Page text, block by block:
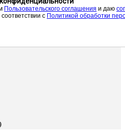
Пользовательского соглашения и даю
соответствии с Политикой обработки